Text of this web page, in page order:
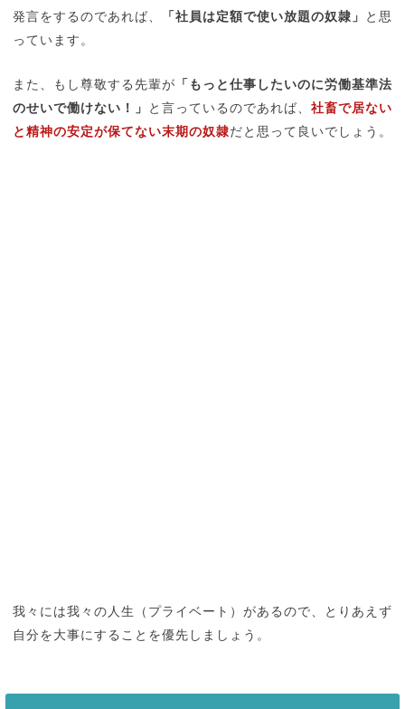
発言をするのであれば、
「社員は定額で使い放題の奴隷」 と思
っています。
また、もし尊敬する先輩が 「もっと仕事したいのに労働基準法
のせいで働けない！」 と言っているのであれば、 社畜で居ない
と精神の安定が保てない末期の奴隷だと思って良いでしょう。
我々には我々の人生（プライベート）があるので、とりあえず
自分を大事にすることを優先しましょう。